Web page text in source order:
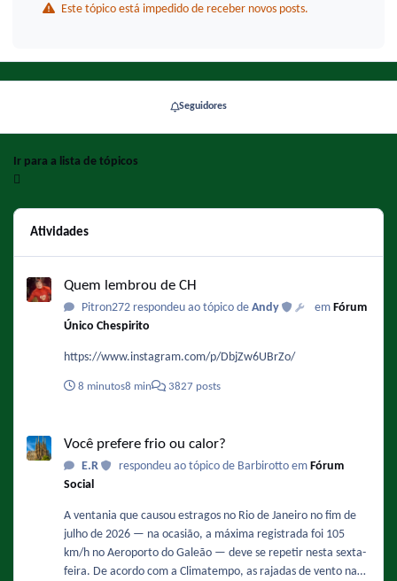
Este tópico está impedido de receber novos posts.
Seguidores
Ir para a lista de tópicos
Atividades
Quem lembrou de CH
Pitron272 respondeu ao tópico de Andy em Fórum
Único Chespirito
https://www.instagram.com/p/DbjZw6UBrZo/
8 minutos8 min 3827 posts
Você prefere frio ou calor?
E.R respondeu ao tópico de Barbirotto em Fórum
Social
A ventania que causou estragos no Rio de Janeiro no fim de
julho de 2026 — na ocasião, a máxima registrada foi 105
km/h no Aeroporto do Galeão — deve se repetir nesta sexta-
feira. De acordo com a Climatempo, as rajadas de vento na